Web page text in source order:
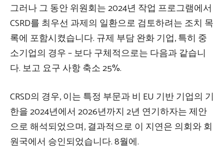
그러나 그 동안 위원회는 2024년 작업 프로그램에서
CSRD를 최우선 과제의 일환으로 검토하려는 조치 목
록에 포함시켰습니다. 규제 부담 완화기업, 특히 중
소기업의 경우 – 보다 구체적으로는 다음과 같습니
다. 보고 요구 사항 축소25%.
CRSD의 경우, 이는 특정 부문과 비 EU 기반 기업의 기
한을 2024년에서 2026년까지 2년 연기하자는 제안
으로 해석되었으며, 결과적으로 이 지연은 의회와 회
원국에서 승인되었습니다. 8월에.